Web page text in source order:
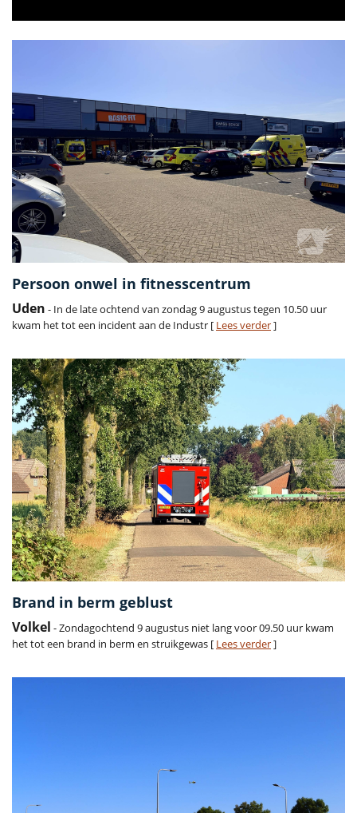
Persoon onwel in fitnesscentrum
Uden - In de late ochtend van zondag 9 augustus tegen 10.50 uur
kwam het tot een incident aan de Industr [ Lees verder]
Brand in berm geblust
Volkel - Zondagochtend 9 augustus niet lang voor 09.50 uur kwam
het tot een brand in berm en struikgewas [ Lees verder]